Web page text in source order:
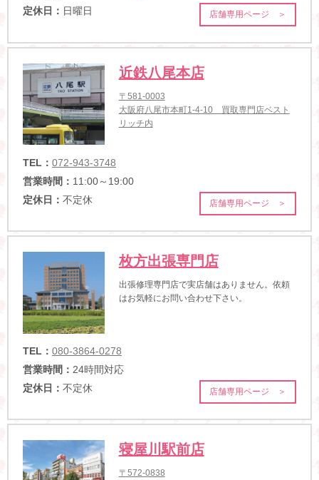
定休日： 日曜日 店舗専用ページ ＞
近鉄八尾本店
〒581-0003
大阪府八尾市本町1-4-10 買取専門店ベスト
リッチ内
TEL： 072-943-3748
営業時間： 11:00～19:00
定休日： 不定休 店舗専用ページ ＞
枚方出張専門店
出張修理専門店で実店舗はありません。依頼
はお気軽にお問い合わせ下さい。
TEL： 080-3864-0278
営業時間： 24時間対応
定休日： 不定休 店舗専用ページ ＞
寝屋川駅前店
〒572-0838